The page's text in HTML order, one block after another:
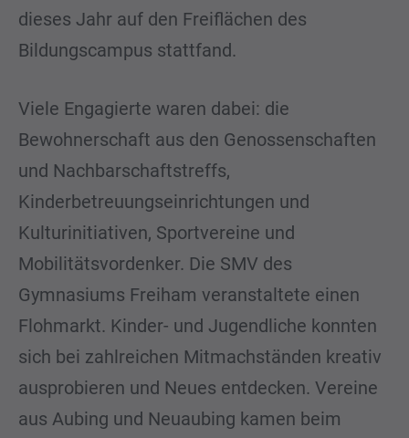
dieses Jahr auf den Freiflächen des
Bildungscampus stattfand.
Viele Engagierte waren dabei: die
Bewohnerschaft aus den Genossenschaften
und Nachbarschaftstreffs,
Kinderbetreuungseinrichtungen und
Kulturinitiativen, Sportvereine und
Mobilitätsvordenker. Die SMV des
Gymnasiums Freiham veranstaltete einen
Flohmarkt. Kinder- und Jugendliche konnten
sich bei zahlreichen Mitmachständen kreativ
ausprobieren und Neues entdecken. Vereine
aus Aubing und Neuaubing kamen beim